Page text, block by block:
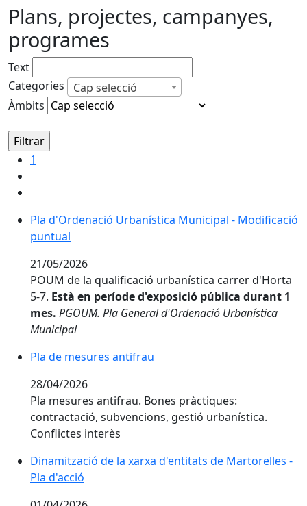
Plans, projectes, campanyes,
programes
Text
Categories
Cap selecció
Àmbits
1
Pla d'Ordenació Urbanística Municipal - Modificació
puntual
21/05/2026
POUM de la qualificació urbanística carrer d'Horta
5-7. Està en període d'exposició pública durant 1
mes. PGOUM. Pla General d'Ordenació Urbanística
Municipal
Pla de mesures antifrau
28/04/2026
Pla mesures antifrau. Bones pràctiques:
contractació, subvencions, gestió urbanística.
Conflictes interès
Dinamització de la xarxa d'entitats de Martorelles -
Pla d'acció